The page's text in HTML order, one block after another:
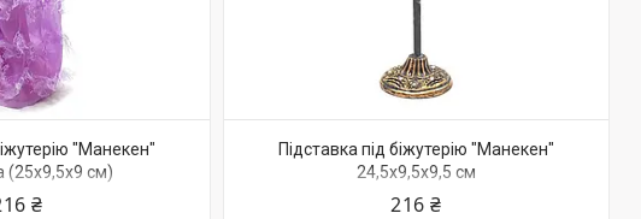
"Манекен"
(25х9,5х9 см)
₴
Підставка під біжутерію "Манекен"
24,5х9,5х9,5 см
216 ₴